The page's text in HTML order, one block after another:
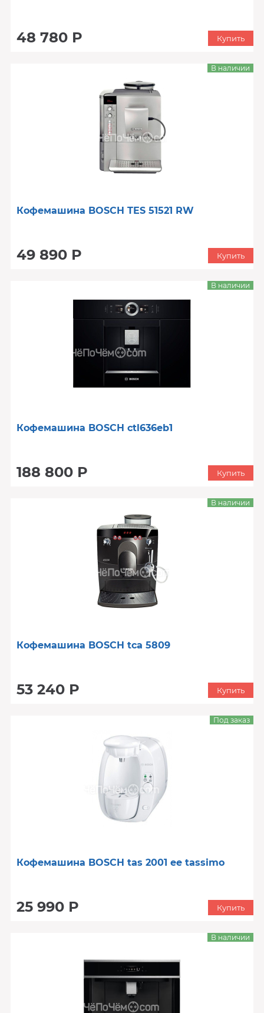
48 780 Р Купить
Кофемашина BOSCH TES 51521 RW
49 890 Р
В наличии
Купить
Кофемашина BOSCH ctl636eb1
188 800 Р
В наличии
Купить
Кофемашина BOSCH tca 5809
53 240 Р
В наличии
Купить
Кофемашина BOSCH tas 2001 ee tassimo
25 990 Р
Под заказ
Купить
В наличии